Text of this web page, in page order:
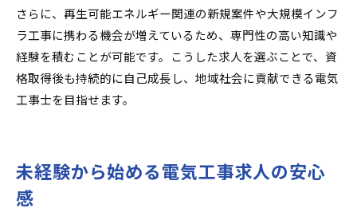
さらに、再生可能エネルギー関連の新規案件や大規模インフ
ラ工事に携わる機会が増えているため、専門性の高い知識や
経験を積むことが可能です。こうした求人を選ぶことで、資
格取得後も持続的に自己成長し、地域社会に貢献できる電気
工事士を目指せます。
未経験から始める電気工事求人の安心
感